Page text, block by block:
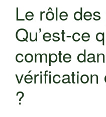
Le rôle
Qu’est-ce
compte
vérification
?